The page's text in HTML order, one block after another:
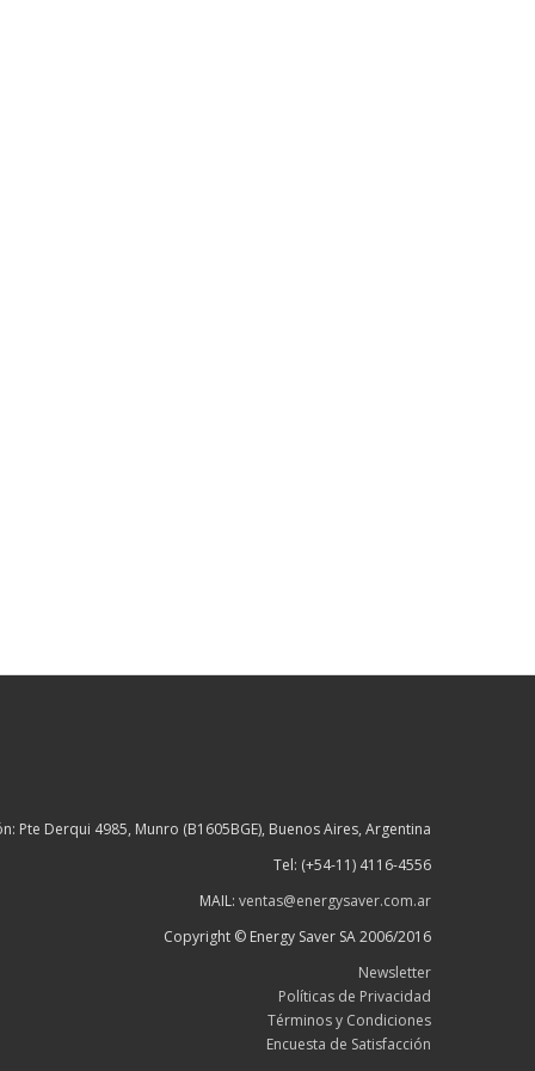
Pte Derqui 4985, Munro (B1605BGE), Buenos Aires, Argentina
Tel: (+54-11) 4116-4556
MAIL: ventas@energysaver.com.ar
Copyright © Energy Saver SA 2006/2016
Newsletter
Políticas de Privacidad
Términos y Condiciones
Encuesta de Satisfacción